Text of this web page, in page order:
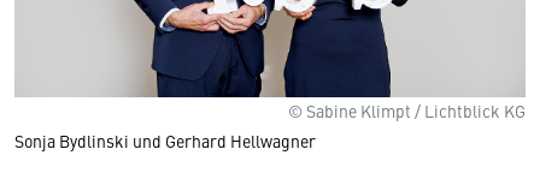
© Sabine Klimpt / Lichtblick KG
Sonja Bydlinski und Gerhard Hellwagner